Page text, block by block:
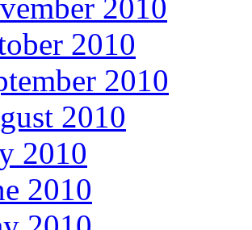
2010
2010
2010
2010
2010
2010